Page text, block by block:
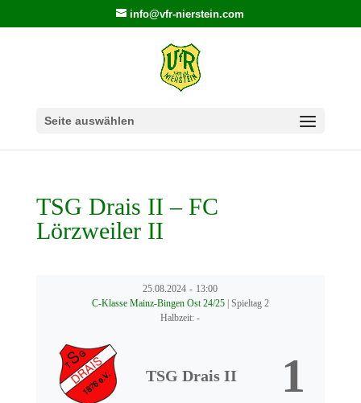
info@vfr-nierstein.com
Seite auswählen
TSG Drais II – FC
Lörzweiler II
25.08.2024 - 13:00
C-Klasse Mainz-Bingen Ost 24/25 | Spieltag 2
Halbzeit: -
TSG Drais II 1